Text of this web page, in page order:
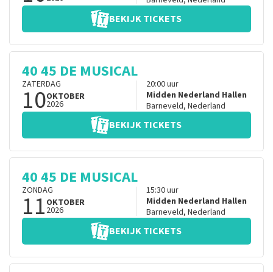
BEKIJK TICKETS
40 45 DE MUSICAL
ZATERDAG
10OKTOBER
2026
20:00uur
Midden Nederland Hallen
Barneveld, Nederland
BEKIJK TICKETS
40 45 DE MUSICAL
ZONDAG
11 OKTOBER
2026
15:30uur
Midden Nederland Hallen
Barneveld, Nederland
BEKIJK TICKETS